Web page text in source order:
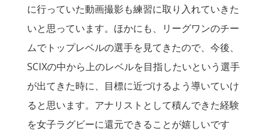
に行っていた動画撮影も練習に取り入れていきた
いと思っています。ほかにも、リーグワンのチー
ムでトップレベルの選手を見てきたので、今後、
SCIXの中から上のレベルを目指したいという選手
が出てきた時に、目標に近づけるよう導いていけ
ると思います。アナリストとして積んできた経験
を女子ラグビーに還元できることが嬉しいです